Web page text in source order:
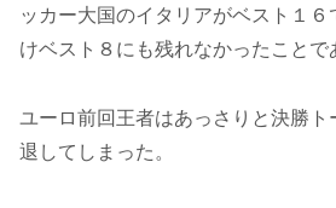
ッカー大国のイタリアがベスト１６
けベスト８にも残れなかったことで
ユーロ前回王者はあっさりと決勝ト
退してしまった。